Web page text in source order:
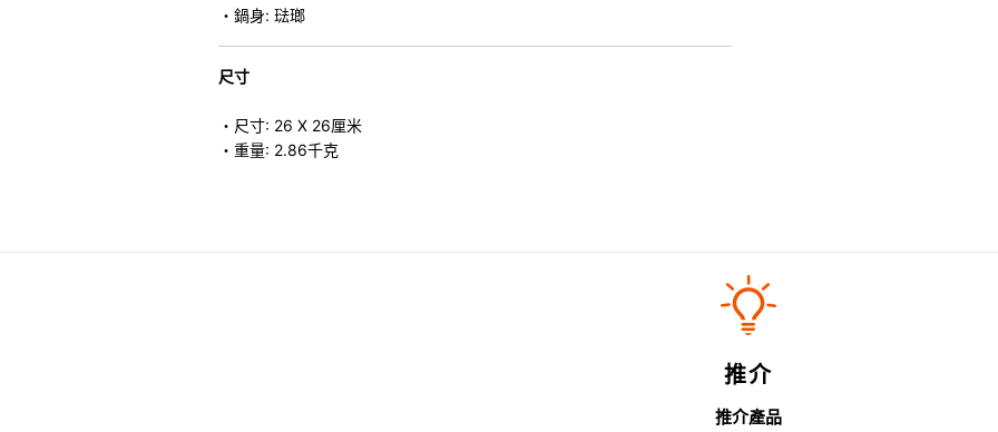
・鍋身: 琺瑯
尺寸
・尺寸: 26 X 26厘米
・重量: 2.86千克
推介
推介產品